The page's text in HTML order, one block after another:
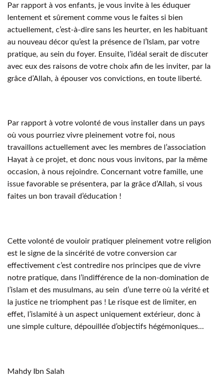
Par rapport à vos enfants, je vous invite à les éduquer
lentement et sûrement comme vous le faites si bien
actuellement, c’est-à-dire sans les heurter, en les habituant
au nouveau décor qu’est la présence de l’Islam, par votre
pratique, au sein du foyer. Ensuite, l’idéal serait de discuter
avec eux des raisons de votre choix afin de les inviter, par la
grâce d’Allah, à épouser vos convictions, en toute liberté.
Par rapport à votre volonté de vous installer dans un pays
où vous pourriez vivre pleinement votre foi, nous
travaillons actuellement avec les membres de l’association
Hayat à ce projet, et donc nous vous invitons, par la même
occasion, à nous rejoindre. Concernant votre famille, une
issue favorable se présentera, par la grâce d’Allah, si vous
faites un bon travail d’éducation !
Cette volonté de vouloir pratiquer pleinement votre religion
est le signe de la sincérité de votre conversion car
effectivement c’est contredire nos principes que de vivre
notre pratique, dans l’indifférence de la non-domination de
l’islam et des musulmans, au sein d’une terre où la vérité et
la justice ne triomphent pas ! Le risque est de limiter, en
effet, l’islamité à un aspect uniquement extérieur, donc à
une simple culture, dépouillée d’objectifs hégémoniques…
Mahdy Ibn Salah